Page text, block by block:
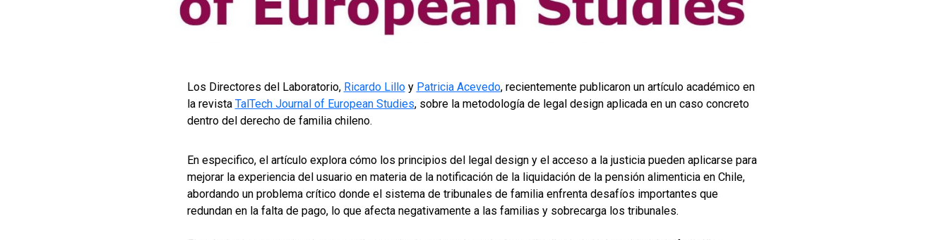
Los Directores del Laboratorio, Ricardo Lilloy Patricia Acevedo, recientemente publicaron un artículo académico en
la revista TalTech Journal of European Studies, sobre la metodología de legal design aplicada en un caso concreto
dentro del derecho de familia chileno.
En especifico, el artículo explora cómo los principios del legal design y el acceso a la justicia pueden aplicarse para
mejorar la experiencia del usuario en materia de la notificación de la liquidación de la pensión alimenticia en Chile,
abordando un problema crítico donde el sistema de tribunales de familia enfrenta desafíos importantes que
redundan en la falta de pago, lo que afecta negativamente a las familias y sobrecarga los tribunales.